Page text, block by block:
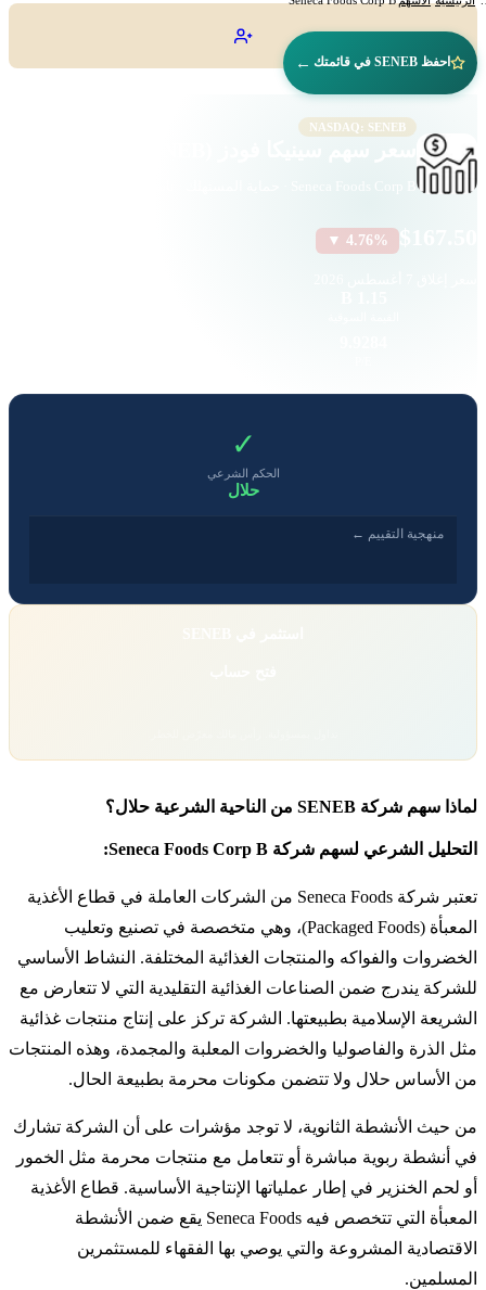
احفظ SENEB في قائمتك ←
NASDAQ: SENEB
Seneca Foods Corp B · حماية المستهلك · ناسداك
▼ 4.76%
✓
الحكم الشرعي
حلال
منهجية التقييم ←
لماذا سهم شركة SENEB من الناحية الشرعية حلال؟
التحليل الشرعي لسهم شركة Seneca Foods Corp B:
تعتبر شركة Seneca Foods من الشركات العاملة في قطاع الأغذية
المعبأة (Packaged Foods)، وهي متخصصة في تصنيع وتعليب
الخضروات والفواكه والمنتجات الغذائية المختلفة. النشاط الأساسي
للشركة يندرج ضمن الصناعات الغذائية التقليدية التي لا تتعارض مع
الشريعة الإسلامية بطبيعتها. الشركة تركز على إنتاج منتجات غذائية
مثل الذرة والفاصوليا والخضروات المعلبة والمجمدة، وهذه المنتجات
من الأساس حلال ولا تتضمن مكونات محرمة بطبيعة الحال.
من حيث الأنشطة الثانوية، لا توجد مؤشرات على أن الشركة تشارك
في أنشطة ربوية مباشرة أو تتعامل مع منتجات محرمة مثل الخمور
أو لحم الخنزير في إطار عملياتها الإنتاجية الأساسية. قطاع الأغذية
المعبأة التي تتخصص فيه Seneca Foods يقع ضمن الأنشطة
الاقتصادية المشروعة والتي يوصي بها الفقهاء للمستثمرين
المسلمين.